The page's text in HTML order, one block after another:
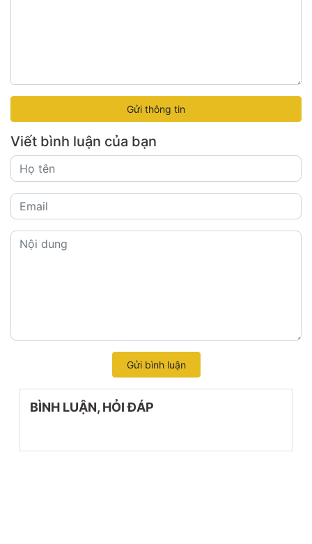
Gửi thông tin
Viết bình luận của bạn
Gửi bình luận
BÌNH LUẬN, HỎI ĐÁP